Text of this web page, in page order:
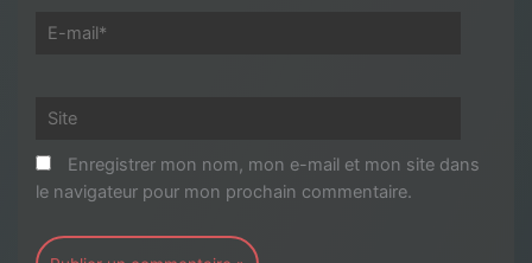
E-
Site
Enregistrer mon nom, mon e-mail et mon site dans
le navigateur pour mon prochain commentaire.